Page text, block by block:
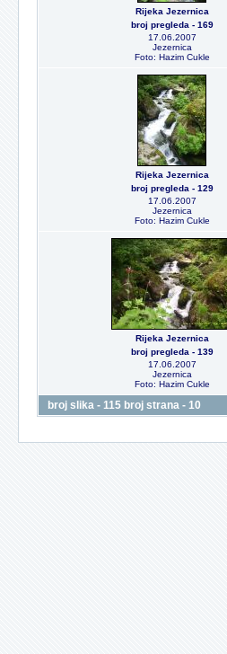
Rijeka Jezernica
broj pregleda - 169
17.06.2007
Jezernica
Foto: Hazim Cukle
Rijeka Jezernica
broj pregleda - 129
17.06.2007
Jezernica
Foto: Hazim Cukle
Rijeka Jezernica
broj pregleda - 139
17.06.2007
Jezernica
Foto: Hazim Cukle
broj slika - 115 broj strana - 10